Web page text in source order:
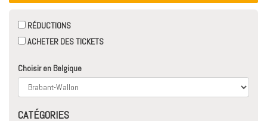
RÉDUCTIONS
ACHETER DES TICKETS
Choisir en Belgique
CATÉGORIES